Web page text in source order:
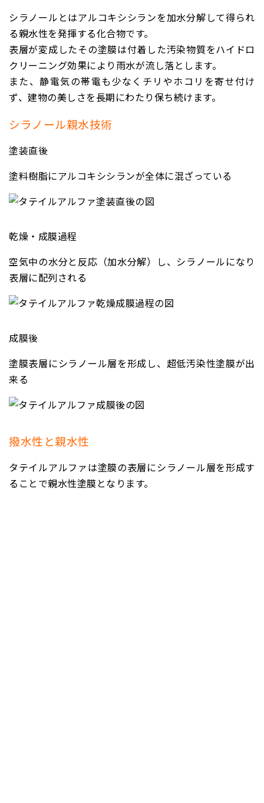
シラノールとはアルコキシシランを加水分解して得られ
る親水性を発揮する化合物です。
表層が変成したその塗膜は付着した汚染物質をハイドロ
クリーニング効果により雨水が流し落とします。
また、静電気の帯電も少なくチリやホコリを寄せ付け
ず、建物の美しさを長期にわたり保ち続けます。
シラノール親水技術
塗装直後
塗料樹脂にアルコキシシランが全体に混ざっている
乾燥・成膜過程
空気中の水分と反応（加水分解）し、シラノールになり
表層に配列される
成膜後
塗膜表層にシラノール層を形成し、超低汚染性塗膜が出
来る
撥水性と親水性
タテイルアルファは塗膜の表層にシラノール層を形成す
ることで親水性塗膜となります。